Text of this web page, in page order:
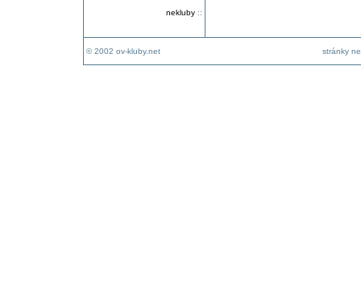
nekluby::
© 2002 ov-kluby.net stránky